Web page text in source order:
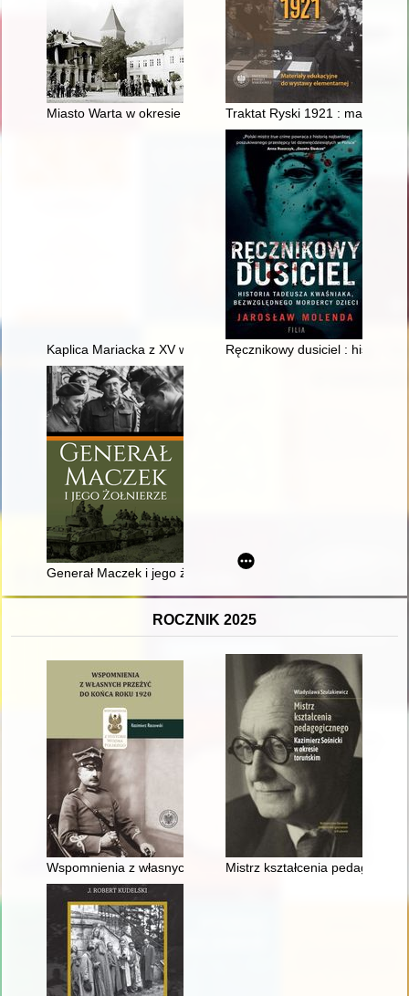
Miasto Warta w okresie drugiej wojny światowej
Traktat Ryski 1921 : materiały
Kaplica Mariacka z XV w. na Bramie Przewozowej w
Ręcznikowy dusiciel : historia
Generał Maczek i jego żołnierze
ROCZNIK 2025
Wspomnienia z własnych przeżyć do końca roku 1920
Mistrz kształcenia